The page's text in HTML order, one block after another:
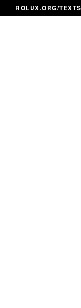
ROLUX.ORG/TEXTS